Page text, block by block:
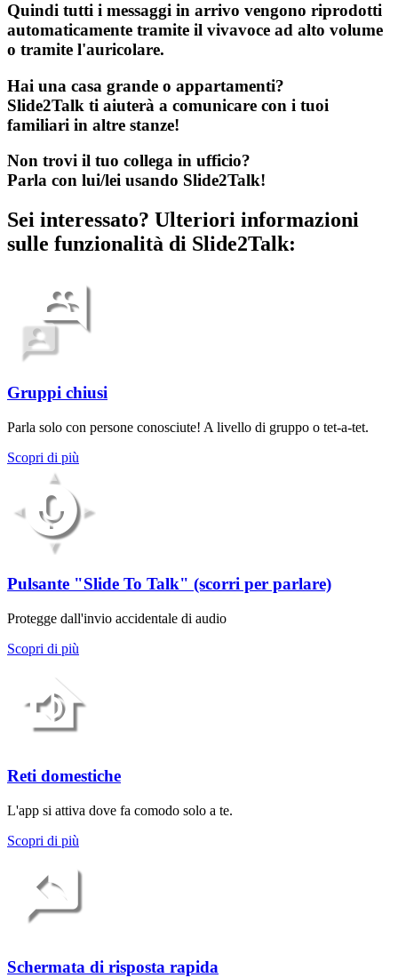
Quindi tutti i messaggi in arrivo vengono riprodotti
automaticamente tramite il vivavoce ad alto volume
o tramite l'auricolare.
Hai una casa grande o appartamenti?
Slide2Talk ti aiuterà a comunicare con i tuoi
familiari in altre stanze!
Non trovi il tuo collega in ufficio?
Parla con lui/lei usando Slide2Talk!
Sei interessato? Ulteriori informazioni
sulle funzionalità di Slide2Talk:
Gruppi chiusi
Parla solo con persone conosciute! A livello di gruppo o tet-a-tet.
Scopri di più
Pulsante "Slide To Talk" (scorri per parlare)
Protegge dall'invio accidentale di audio
Scopri di più
Reti domestiche
L'app si attiva dove fa comodo solo a te.
Scopri di più
Schermata di risposta rapida